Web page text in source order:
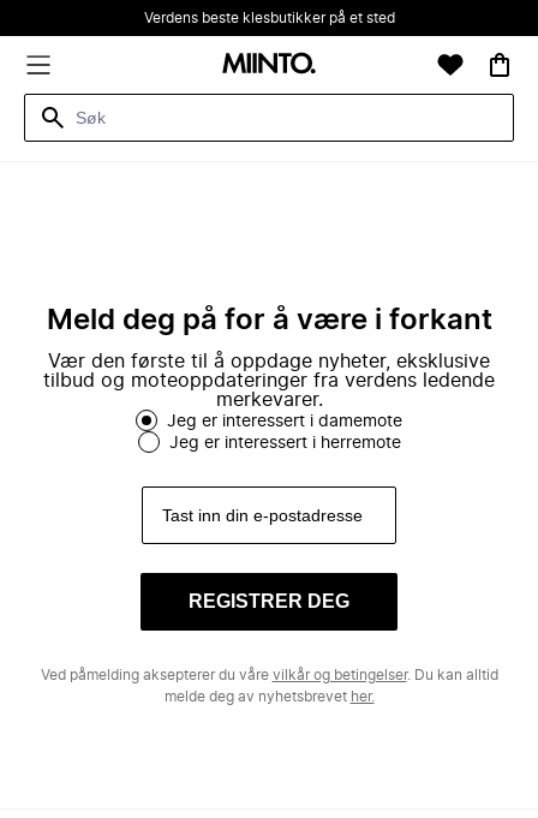
Verdens beste klesbutikker på et sted
Meld deg på for å være i forkant
Vær den første til å oppdage nyheter, eksklusive
tilbud og moteoppdateringer fra verdens ledende
merkevarer.
Jeg er interessert i damemote
Jeg er interessert i herremote
REGISTRER DEG
Ved påmelding aksepterer du våre vilkår og betingelser. Du kan alltid
melde deg av nyhetsbrevet her.